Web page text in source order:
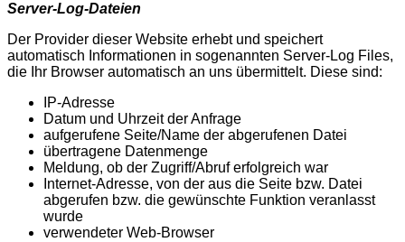
Server-Log-Dateien
Der Provider dieser Website erhebt und speichert
automatisch Informationen in sogenannten Server-Log Files,
die Ihr Browser automatisch an uns übermittelt. Diese sind:
IP-Adresse
Datum und Uhrzeit der Anfrage
aufgerufene Seite/Name der abgerufenen Datei
übertragene Datenmenge
Meldung, ob der Zugriff/Abruf erfolgreich war
Internet-Adresse, von der aus die Seite bzw. Datei
abgerufen bzw. die gewünschte Funktion veranlasst
wurde
verwendeter Web-Browser